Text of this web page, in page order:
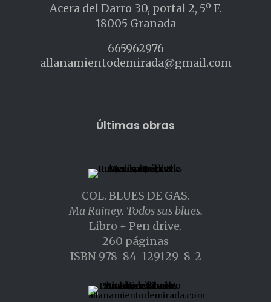
Acera del Darro 30, portal 2, 5º F.
18005 Granada
665962976
allanamientodemirada@gmail.com
Últimas obras
COL. BLUES DE GAS.
Ma Rainey. Todos sus blues.
Libro + Pen drive.
260 páginas
ISBN 978-84-129129-8-2